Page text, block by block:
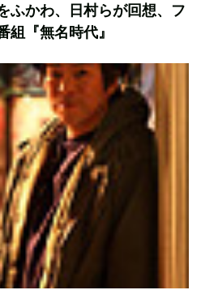
ふかわ、日村らが回想、フ
組『無名時代』